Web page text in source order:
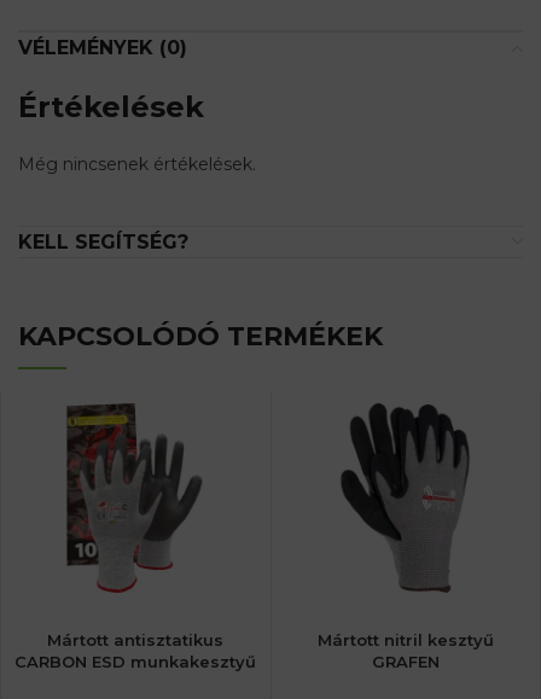
VÉLEMÉNYEK (0)
Értékelések
Még nincsenek értékelések.
KELL SEGÍTSÉG?
KAPCSOLÓDÓ TERMÉKEK
Mártott antisztatikus
CARBON ESD munkakesztyű
Mártott nitril kesztyű
GRAFEN